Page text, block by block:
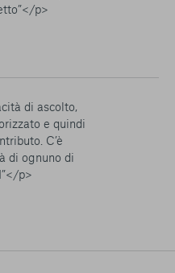
p>
di ascolto,
e quindi
C’è
di ognuno di
p>